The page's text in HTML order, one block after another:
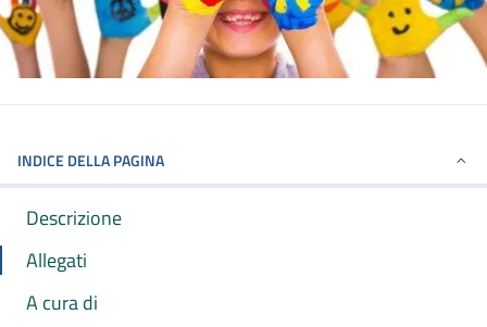
INDICE DELLA PAGINA
Descrizione
Allegati
A cura di